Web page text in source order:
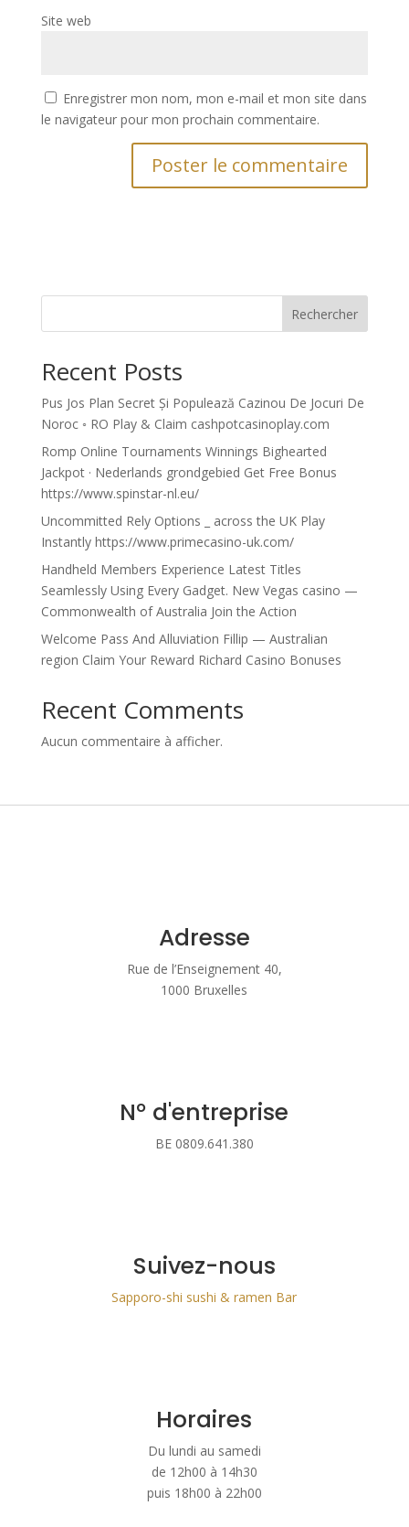
Site web
Enregistrer mon nom, mon e-mail et mon site dans
le navigateur pour mon prochain commentaire.
Rechercher
Recent Posts
Pus Jos Plan Secret Și Populează Cazinou De Jocuri De
Noroc ◦ RO Play & Claim cashpotcasinoplay.com
Romp Online Tournaments Winnings Bighearted
Jackpot · Nederlands grondgebied Get Free Bonus
https://www.spinstar-nl.eu/
Uncommitted Rely Options _ across the UK Play
Instantly https://www.primecasino-uk.com/
Handheld Members Experience Latest Titles
Seamlessly Using Every Gadget. New Vegas casino —
Commonwealth of Australia Join the Action
Welcome Pass And Alluviation Fillip — Australian
region Claim Your Reward Richard Casino Bonuses
Recent Comments
Aucun commentaire à afficher.
Adresse
Rue de l’Enseignement 40,
1000 Bruxelles
N° d'entreprise
BE 0809.641.380
Suivez-nous
Sapporo-shi sushi & ramen Bar
Horaires
Du lundi au samedi
de 12h00 à 14h30
puis 18h00 à 22h00